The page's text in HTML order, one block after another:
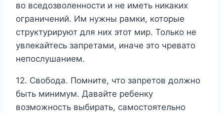
во вседозволенности и не иметь никаких
ограничений. Им нужны рамки, которые
структурируют для них этот мир. Только не
увлекайтесь запретами, иначе это чревато
непослушанием.
12. Свобода. Помните, что запретов должно
быть минимум. Давайте ребенку
возможность выбирать, самостоятельно